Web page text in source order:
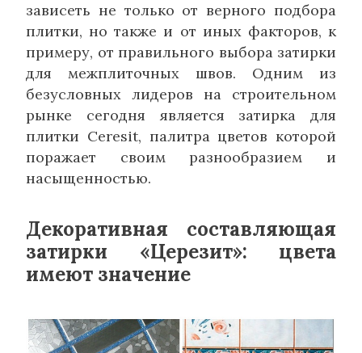
зависеть не только от верного подбора
плитки, но также и от иных факторов, к
примеру, от правильного выбора затирки
для межплиточных швов. Одним из
безусловных лидеров на строительном
рынке сегодня является затирка для
плитки Ceresit, палитра цветов которой
поражает своим разнообразием и
насыщенностью.
Декоративная составляющая
затирки «Церезит»: цвета
имеют значение